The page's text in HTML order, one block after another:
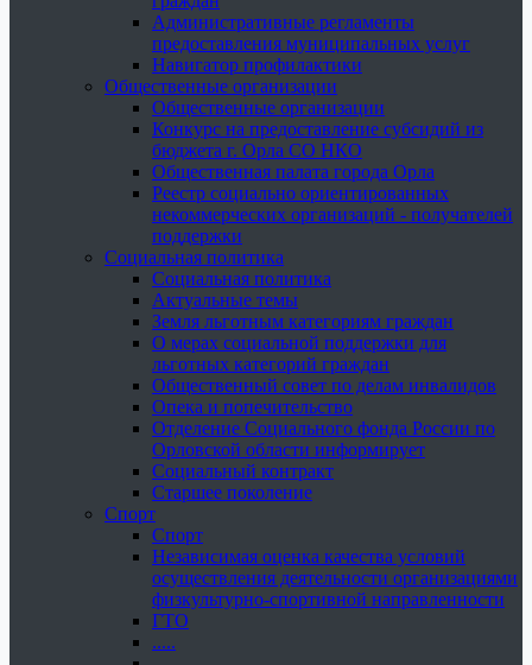
Административные регламенты
предоставления муниципальных услуг
Навигатор профилактики
Общественные организации
Общественные организации
Конкурс на предоставление субсидий из
бюджета г. Орла СО НКО
Общественная палата города Орла
Реестр социально ориентированных
некоммерческих организаций - получателей
поддержки
Социальная политика
Социальная политика
Актуальные темы
Земля льготным категориям граждан
О мерах социальной поддержки для
льготных категорий граждан
Общественный совет по делам инвалидов
Опека и попечительство
Отделение Социального фонда России по
Орловской области информирует
Социальный контракт
Старшее поколение
Спорт
Спорт
Независимая оценка качества условий
осуществления деятельности организациями
физкультурно-спортивной направленности
ГТО
.....